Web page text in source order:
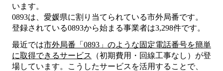
います。
0893は、愛媛県に割り当てられている市外局番です。
登録されている0893から始まる事業者は3,298件です。
最近では市外局番「 0893 」のような固定電話番号を簡単
に取得できるサービス
（初期費用・回線工事なし）が登
場しています。こうしたサービスを活用することで、